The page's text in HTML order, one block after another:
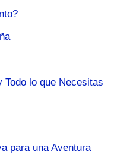
Todo lo que Necesitas
para una Aventura